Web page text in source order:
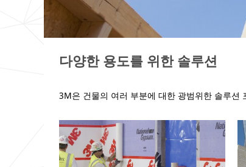
다양한 용도를 위한 솔루션
3M은 건물의 여러 부분에 대한 광범위한 솔루